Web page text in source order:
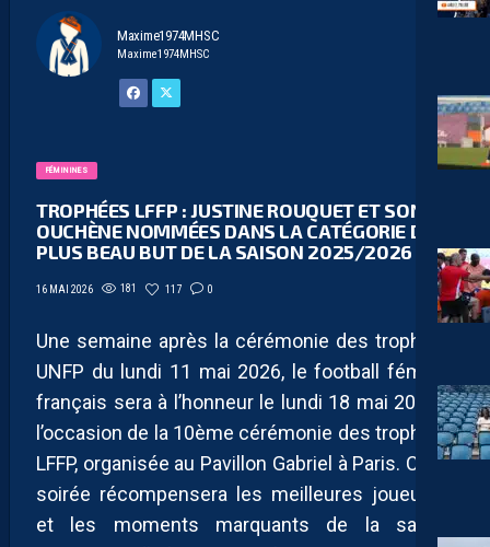
Maxime1974MHSC
Maxime1974MHSC
FÉMININES
TROPHÉES LFFP : JUSTINE ROUQUET ET SONIA
OUCHÈNE NOMMÉES DANS LA CATÉGORIE DU
PLUS BEAU BUT DE LA SAISON 2025/2026
16 MAI 2026 181 117 0
Une semaine après la cérémonie des trophées
UNFP du lundi 11 mai 2026, le football féminin
français sera à l’honneur le lundi 18 mai 2026 à
l’occasion de la 10ème cérémonie des trophées
LFFP, organisée au Pavillon Gabriel à Paris. Cette
soirée récompensera les meilleures joueuses
et les moments marquants de la saison